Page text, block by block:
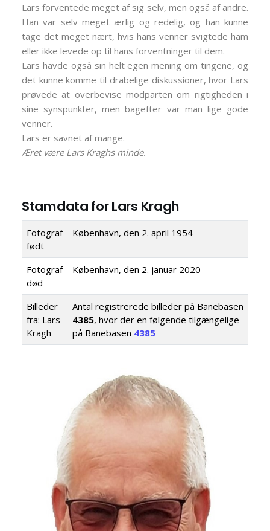
Lars forventede meget af sig selv, men også af andre.
Han var selv meget ærlig og redelig, og han kunne
tage det meget nært, hvis hans venner svigtede ham
eller ikke levede op til hans forventninger til dem.
Lars havde også sin helt egen mening om tingene, og
det kunne komme til drabelige diskussioner, hvor Lars
prøvede at overbevise modparten om rigtigheden i
sine synspunkter, men bagefter var man lige gode
venner.
Lars er savnet af mange.
Æret være Lars Kraghs minde.
Stamdata for Lars Kragh
Fotograf
født
København, den 2. april 1954
Fotograf
død
København, den 2. januar 2020
Billeder
fra: Lars
Kragh
Antal registrerede billeder på Banebasen
4385, hvor der en følgende tilgængelige
på Banebasen 4385